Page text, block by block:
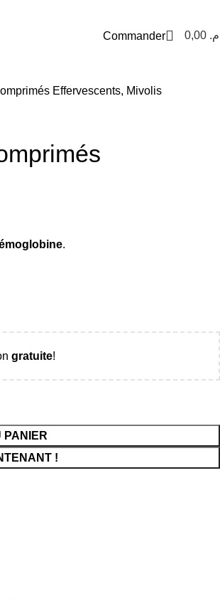
Commander
Effervescents, Mivolis
.
gratuite!
PANIER
!